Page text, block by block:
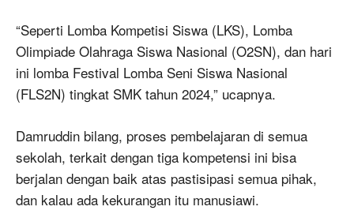
“Seperti Lomba Kompetisi Siswa (LKS), Lomba
Olimpiade Olahraga Siswa Nasional (O2SN), dan hari
ini lomba Festival Lomba Seni Siswa Nasional
(FLS2N) tingkat SMK tahun 2024,” ucapnya.
Damruddin bilang, proses pembelajaran di semua
sekolah, terkait dengan tiga kompetensi ini bisa
berjalan dengan baik atas pastisipasi semua pihak,
dan kalau ada kekurangan itu manusiawi.